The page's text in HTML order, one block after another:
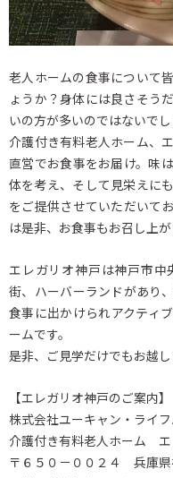
老人ホームの食事について
ょうか？身体には良さそう
いの方が多いのではないでし
介護付き有料老人ホーム、
直営でお食事をお届け。味
体を考え、そして見栄えに
をご提供させていただいて
は是非、お食事もお召し上が
エレガリオ神戸は神戸市
街、ハーバーランドがあり
食事に出かけられアクティ
ームです。
是非、ご見学だけでもお越
【エレガリオ神戸のご案内】
株式会社ユーキャン・ライ
介護付き有料老人ホーム エ
〒６５０－００２４ 兵庫県